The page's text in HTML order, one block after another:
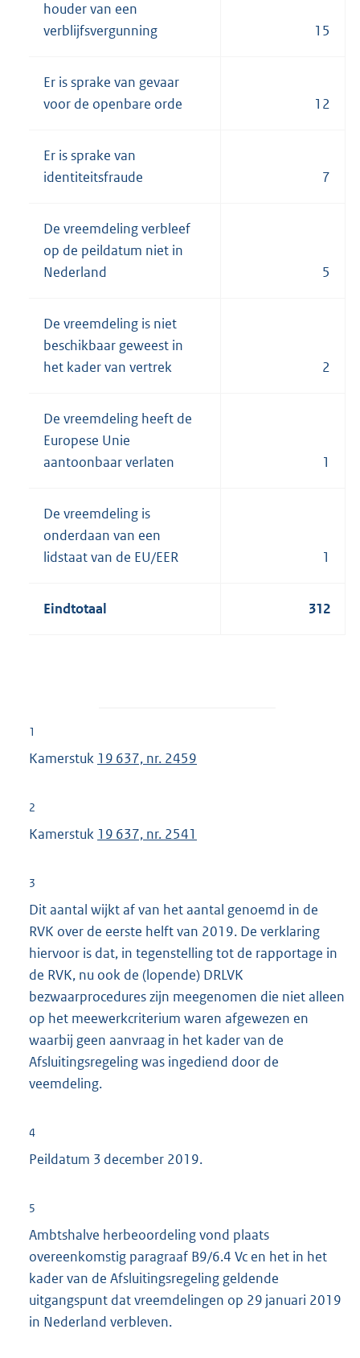
houder van een
verblijfsvergunning
15
Er is sprake van gevaar
voor de openbare orde
12
Er is sprake van
identiteitsfraude
7
De vreemdeling verbleef
op de peildatum niet in
Nederland
5
De vreemdeling is niet
beschikbaar geweest in
het kader van vertrek
2
De vreemdeling heeft de
Europese Unie
aantoonbaar verlaten
1
De vreemdeling is
onderdaan van een
lidstaat van de EU/EER
1
Eindtotaal 312
1
Kamerstuk 19 637, nr. 2459
2
Kamerstuk 19 637, nr. 2541
3
Dit aantal wijkt af van het aantal genoemd in de
RVK over de eerste helft van 2019. De verklaring
hiervoor is dat, in tegenstelling tot de rapportage in
de RVK, nu ook de (lopende) DRLVK
bezwaarprocedures zijn meegenomen die niet alleen
op het meewerkcriterium waren afgewezen en
waarbij geen aanvraag in het kader van de
Afsluitingsregeling was ingediend door de
veemdeling.
4
Peildatum 3 december 2019.
5
Ambtshalve herbeoordeling vond plaats
overeenkomstig paragraaf B9/6.4 Vc en het in het
kader van de Afsluitingsregeling geldende
uitgangspunt dat vreemdelingen op 29 januari 2019
in Nederland verbleven.